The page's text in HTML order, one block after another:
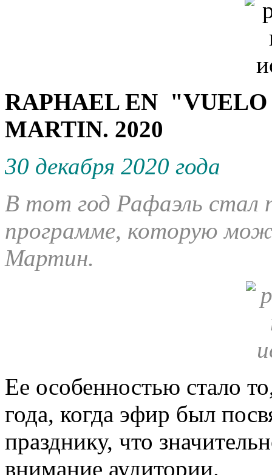
RAPHAEL EN "VUELO
MARTIN. 2020
30 декабря 2020 года
В тот год Рафаэль стал
программе, которую
Мартин.
Ее особенностью стало
года, когда эфир был
празднику, что
внимание аудитории.